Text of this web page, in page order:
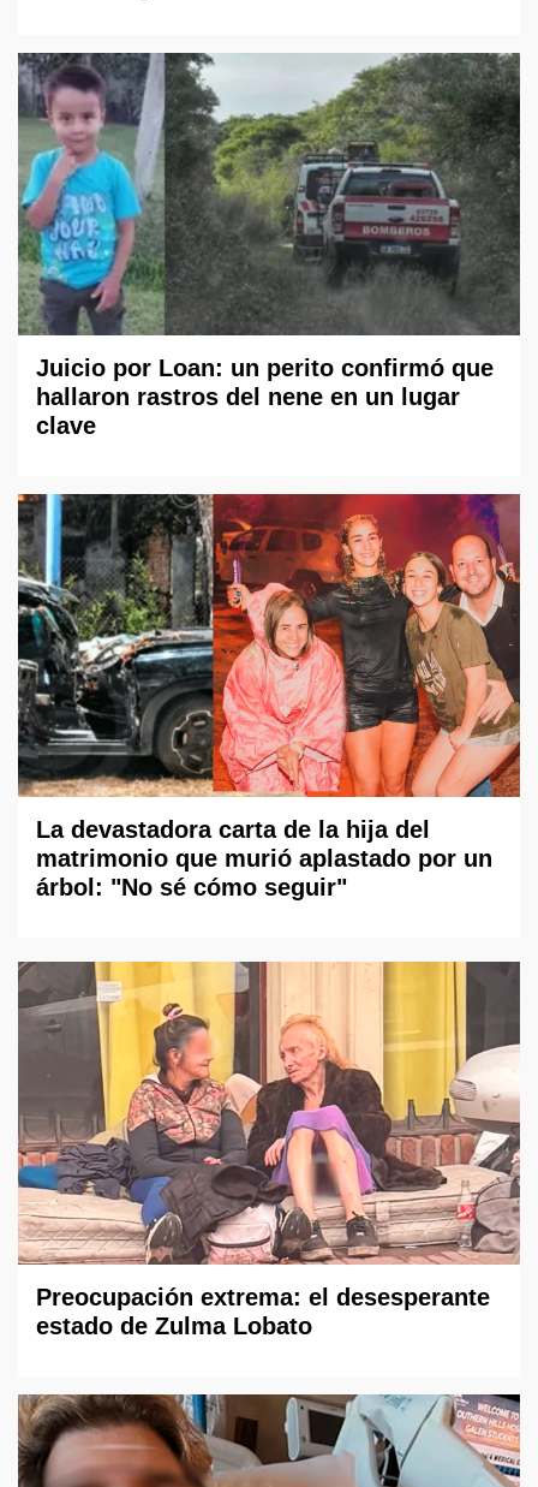
Juicio por Loan: un perito confirmó que
hallaron rastros del nene en un lugar
clave
La devastadora carta de la hija del
matrimonio que murió aplastado por un
árbol: "No sé cómo seguir"
Preocupación extrema: el desesperante
estado de Zulma Lobato